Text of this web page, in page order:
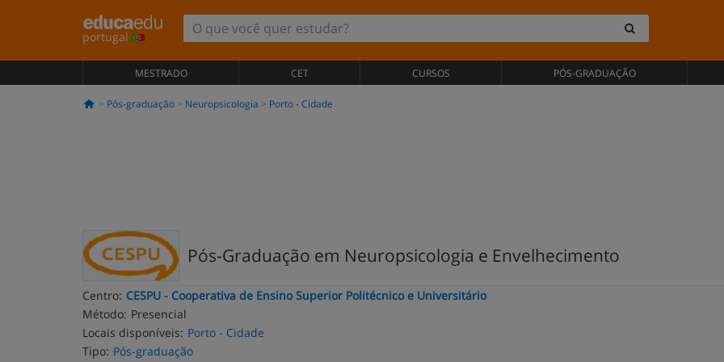
portugal
MESTRADO CET CURSOS PÓS-GRADUAÇÃO
Pós-graduação Neuropsicologia Porto - Cidade
Pós-Graduação em Neuropsicologia e Envelhecimento
Centro: CESPU - Cooperativa de Ensino Superior Politécnico e Universitário
Método: Presencial
Locais disponíveis: Porto - Cidade
Tipo: Pós-graduação